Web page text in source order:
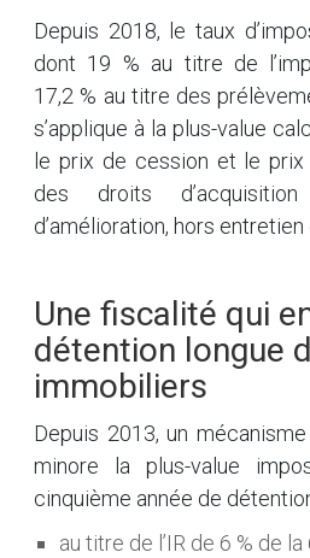
Depuis 2018, le taux
dont 19 % au titre de
17,2 % au titre des
s’applique à la plus-value
le prix de cession et le prix
des droits
d’amélioration, hors entretien
Une fiscalité qui
détention longue
immobiliers
Depuis 2013, un mécanisme
minore la plus-value
cinquième année de
au titre de l’IR de 6 % de la